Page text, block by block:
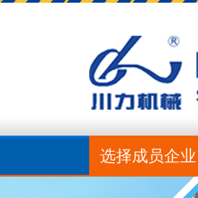
选择成员企业